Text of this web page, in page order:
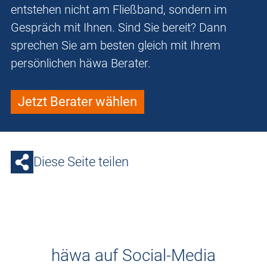
entstehen nicht am Fließband, sondern im
Gespräch mit Ihnen. Sind Sie bereit? Dann
sprechen Sie am besten gleich mit Ihrem
persönlichen häwa Berater.
Jetzt Berater wählen
Diese Seite teilen
häwa auf Social-Media